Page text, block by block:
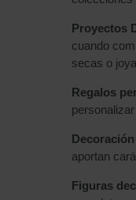
Proyectos
cuando
secas o
Regalos
aportan
Figuras